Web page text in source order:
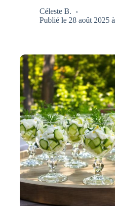
Céleste B.
Publié le 28 août 2025